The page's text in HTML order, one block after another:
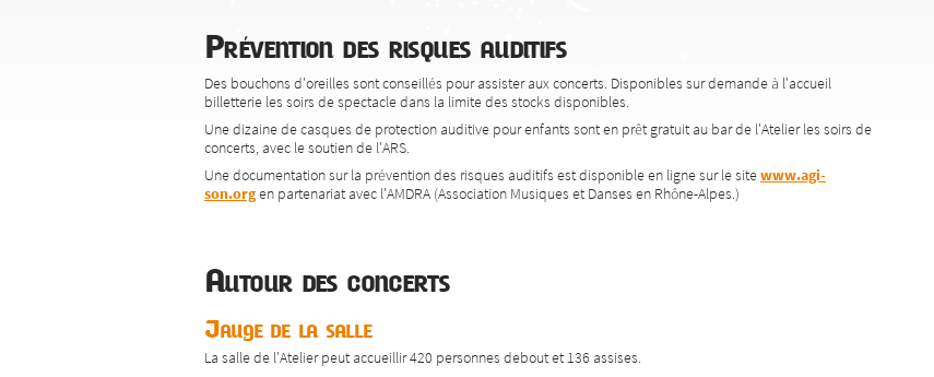
Prévention des risques auditifs
Des bouchons d'oreilles sont conseillés pour assister aux concerts. Disponibles sur demande à l'accueil
billetterie les soirs de spectacle dans la limite des stocks disponibles.
Une dizaine de casques de protection auditive pour enfants sont en prêt gratuit au bar de l'Atelier les soirs de
concerts, avec le soutien de l'ARS.
Une documentation sur la prévention des risques auditifs est disponible en ligne sur le sitewww.agi-
son.orgen partenariat avec l'AMDRA (Association Musiques et Danses en Rhône-Alpes.)
Autour des concerts
Jauge de la salle
La salle de l'Atelier peut accueillir 420 personnes debout et 136 assises.